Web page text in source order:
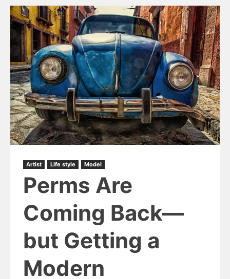
Artist Life style Model
Perms Are
Coming Back—
but Getting a
Modern